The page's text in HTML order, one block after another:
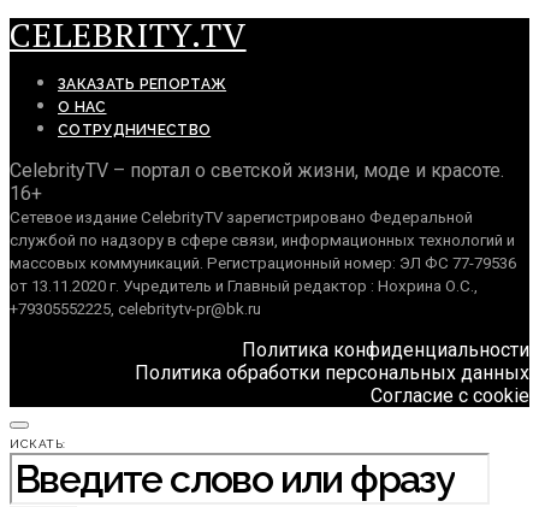
CELEBRITY.TV
ЗАКАЗАТЬ РЕПОРТАЖ
О НАС
СОТРУДНИЧЕСТВО
CelebrityTV – портал о светской жизни, моде и красоте.
16+
Сетевое издание CelebrityTV зарегистрировано Федеральной
службой по надзору в сфере связи, информационных технологий и
массовых коммуникаций. Регистрационный номер: ЭЛ ФС 77-79536
от 13.11.2020 г. Учредитель и Главный редактор : Нохрина О.С.,
+79305552225, celebritytv-pr@bk.ru
Политика конфиденциальности
Политика обработки персональных данных
Согласие с cookie
ИСКАТЬ: